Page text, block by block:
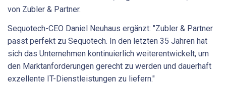
von Zubler & Partner.
Sequotech-CEO Daniel Neuhaus ergänzt: "Zubler & Partner
passt perfekt zu Sequotech. In den letzten 35 Jahren hat
sich das Unternehmen kontinuierlich weiterentwickelt, um
den Marktanforderungen gerecht zu werden und dauerhaft
exzellente IT-Dienstleistungen zu liefern."